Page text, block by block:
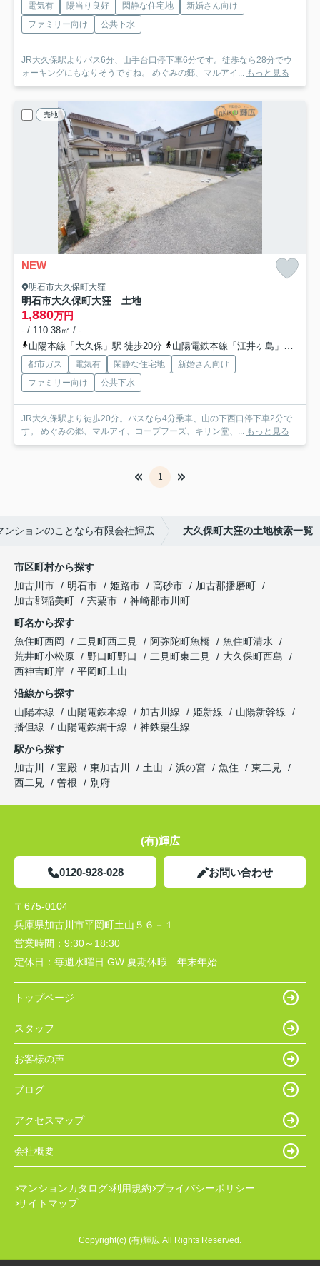
電気有 陽当り良好 閑静な住宅地
新婚さん向け
ファミリー向け
公共下水
JR大久保駅よりバス6分、山手台口停下車6分です。徒歩なら28分でウ
ォーキングにもなりそうですね。 めぐみの郷、マルアイ... もっと見る
売地
NEW
明石市大久保町大窪
明石市大久保町大窪 土地
1,880万円
- / 110.38㎡ / -
山陽本線「大久保」駅 徒歩20分
山陽電鉄本線「江井ヶ島」駅 徒歩43分
都市ガス 電気有 閑静な住宅地
新婚さん向け
ファミリー向け
公共下水
JR大久保駅より徒歩20分。バスなら4分乗車、山の下西口停下車2分で
す。 めぐみの郷、マルアイ、コープフーズ、キリン堂、... もっと見る
1
ションのことなら有限会社輝広 大久保町大窪の土地検索一覧
市区町村から探す
加古川市
明石市 姫路市 高砂市
加古郡播磨町
加古郡稲美町
宍粟市
神崎郡市川町
町名から探す
魚住町西岡
二見町西二見 阿弥陀町魚橋
魚住町清水
荒井町小松原
野口町野口 二見町東二見
大久保町西島
西神吉町岸
平岡町土山
沿線から探す
山陽本線
山陽電鉄本線 加古川線 姫新線
山陽新幹線
播但線
山陽電鉄網干線
神鉄粟生線
駅から探す
加古川
宝殿 東加古川 土山 浜の宮 魚住
東二見
西二見
曽根 別府
(有)輝広
0120-928-028 お問い合わせ
〒675-0104
兵庫県加古川市平岡町土山５６－１
営業時間： 9:30～18:30
定休日： 毎週水曜日 GW 夏期休暇 年末年始
トップページ
スタッフ
お客様の声
ブログ
アクセスマップ
会社概要
マンションカタログ 利用規約 プライバシーポリシー
サイトマップ
Copyright(c) (有)輝広 All Rights Reserved.